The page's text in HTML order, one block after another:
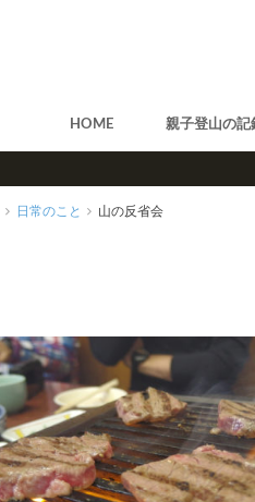
HOME 親子登山の記
日常のこと 山の反省会